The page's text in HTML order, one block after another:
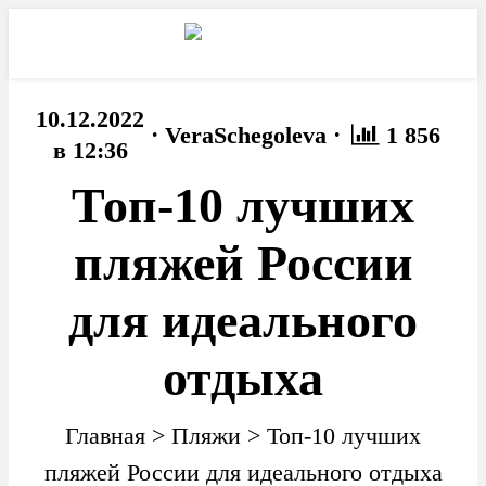
10.12.2022
в 12:36
· VeraSchegoleva · 1 856
Топ-10 лучших
пляжей России
для идеального
отдыха
Главная > Пляжи > Топ-10 лучших
пляжей России для идеального отдыха